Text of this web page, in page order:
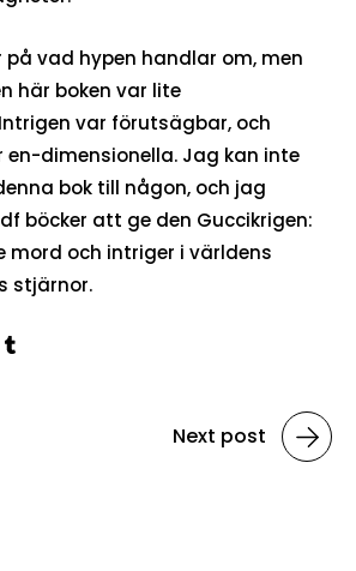
vad hypen handlar om, men
här boken var lite
var förutsägbar, och
dimensionella. Jag kan inte
bok till någon, och jag
böcker att ge den Guccikrigen:
mord och intriger i världens
stjärnor.
Next post